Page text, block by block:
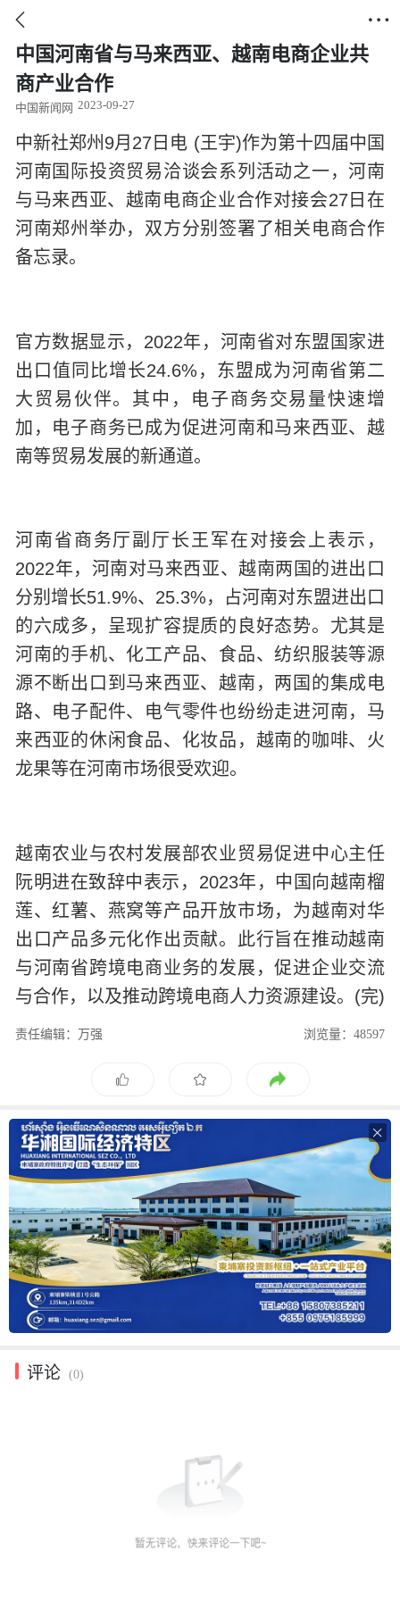
 
中国河南省与马来西亚、越南电商企业共
商产业合作
中国新闻网 2023-09-27
中新社郑州 9月 27 日电 (王宇)作为第十四届中国
河南国际投资贸易洽谈会系列活动之一，河南
与马来西亚、越南电商企业合作对接会27日在
河南郑州举办，双方分别签署了相关电商合作
备忘录。
官方数据显示， 2022年，河南省对东盟国家进
出口值同比增长24.6% ，东盟成为河南省第二
大贸易伙伴。其中，电子商务交易量快速增
加，电子商务已成为促进河南和马来西亚、越
南等贸易发展的新通道。
河南省商务厅副厅长王军在对接会上表示，
2022年，河南对马来西亚、越南两国的进出口
分别增长51.9%、 25.3%，占河南对东盟进出口
的六成多，呈现扩容提质的良好态势。尤其是
河南的手机、化工产品、食品、纺织服装等源
源不断出口到马来西亚、越南，两国的集成电
路、电子配件、电气零件也纷纷走进河南，马
来西亚的休闲食品、化妆品，越南的咖啡、火
龙果等在河南市场很受欢迎。
越南农业与农村发展部农业贸易促进中心主任
阮明进在致辞中表示， 2023年，中国向越南榴
莲、红薯、燕窝等产品开放市场，为越南对华
出口产品多元化作出贡献。此行旨在推动越南
与河南省跨境电商业务的发展，促进企业交流
与合作，以及推动跨境电商人力资源建设。 (完)
责任编辑：万强 浏览量：48597

评论 (0)